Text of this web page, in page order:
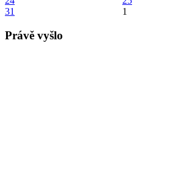
31
1
Právě vyšlo